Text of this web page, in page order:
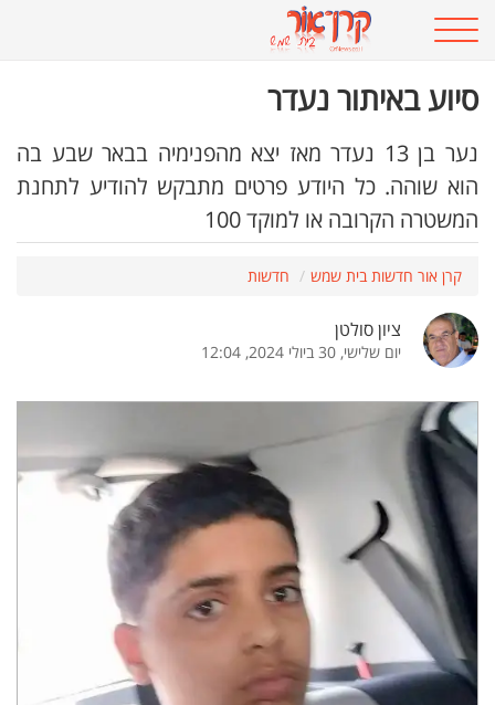
סיוע באיתור נעדר
נער בן 13 נעדר מאז יצא מהפנימיה בבאר שבע בה
הוא שוהה. כל היודע פרטים מתבקש להודיע לתחנת
המשטרה הקרובה או למוקד 100
קרן אור חדשות בית שמש חדשות
ציון סולטן
יום שלישי, 30 ביולי 2024, 12:04